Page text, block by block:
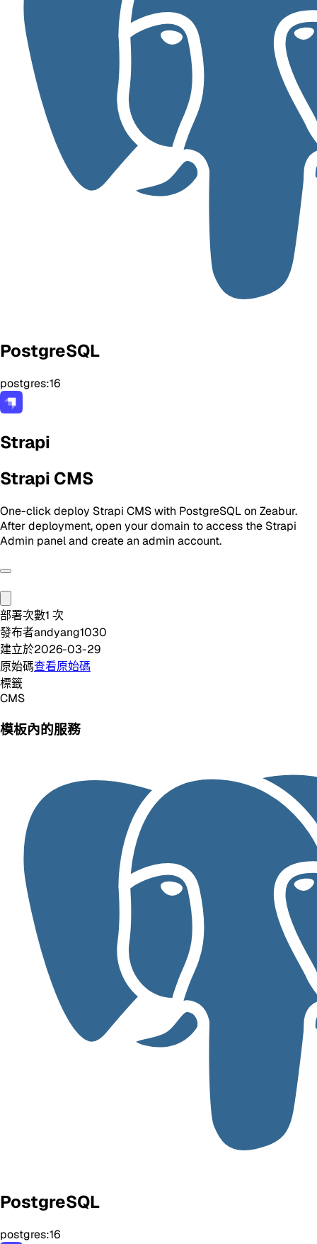
PostgreSQL
postgres:16
Strapi
Strapi CMS
One-click deploy Strapi CMS with PostgreSQL on Zeabur.
After deployment, open your domain to access the Strapi
Admin panel and create an admin account.
部署次數1 次
發布者andyang1030
建立於2026-03-29
原始碼查看原始碼
標籤
CMS
模板內的服務
PostgreSQL
postgres:16